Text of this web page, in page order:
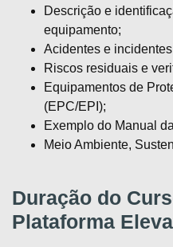
Descrição e
equipamento;
Acidentes e
Riscos residuais e
Equipamentos de
(EPC/EPI);
Exemplo do Manual
Meio Ambiente,
Duração do
Plataforma